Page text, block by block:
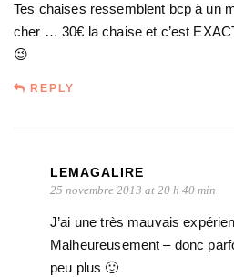
Tes chaises ressemblent bcp à un
cher … 30€ la chaise et c’est
😉
REPLY
LEMAGALIRE
25 novembre 2013 at 20 h 40 min
J’ai une très mauvais
Malheureusement – donc
peu plus 🙂